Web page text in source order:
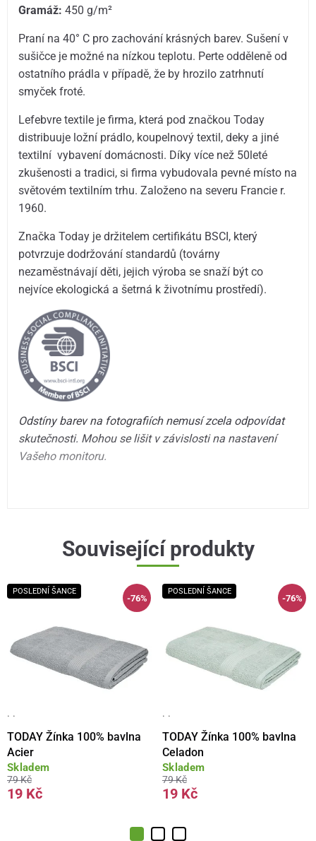
Gramáž: 450 g/m²
Praní na 40° C pro zachování krásných barev. Sušení v
sušičce je možné na nízkou teplotu. Perte odděleně od
ostatního prádla v případě, že by hrozilo zatrhnutí
smyček froté.
Lefebvre textile je firma, která pod značkou Today
distribuuje ložní prádlo, koupelnový textil, deky a jiné
textilní vybavení domácnosti. Díky více než 50leté
zkušenosti a tradici, si firma vybudovala pevné místo na
světovém textilním trhu. Založeno na severu Francie r.
1960.
Značka Today je držitelem certifikátu BSCI, který
potvrzuje dodržování standardů (továrny
nezaměstnávají děti, jejich výroba se snaží být co
nejvíce ekologická a šetrná k životnímu prostředí).
Odstíny barev na fotografiích nemusí zcela odpovídat
skutečnosti. Mohou se lišit v závislosti na nastavení
Vašeho monitoru.
Související produkty
POSLEDNÍ ŠANCE
-76%
· ·
TODAY Žínka 100% bavlna
Acier
Skladem
79 Kč
19 Kč
POSLEDNÍ ŠANCE
-76%
· ·
TODAY Žínka 100% bavlna
Celadon
Skladem
79 Kč
19 Kč